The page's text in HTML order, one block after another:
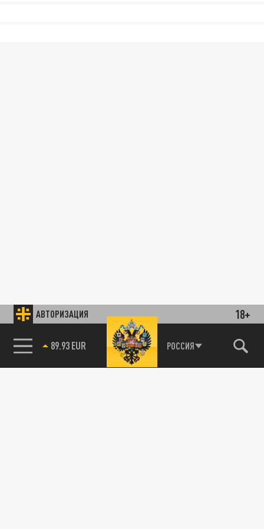
АВТОРИЗАЦИЯ 18+
89.93 EUR РОССИЯ